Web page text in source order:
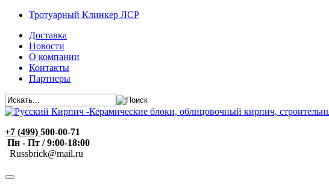
Тротуарный Клинкер ЛСР
Доставка
Новости
О компании
Контакты
Партнеры
+7 (499) 500-00-71
Пн - Пт / 9:00-18:00
Russbrick@mail.ru